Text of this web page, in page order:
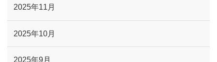
2025年11月
2025年10月
2025年9月